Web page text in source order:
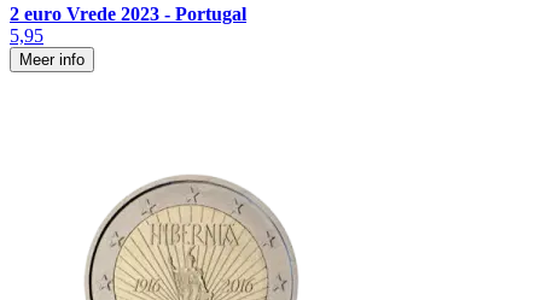
2 euro Vrede 2023 - Portugal
5,95
Meer info